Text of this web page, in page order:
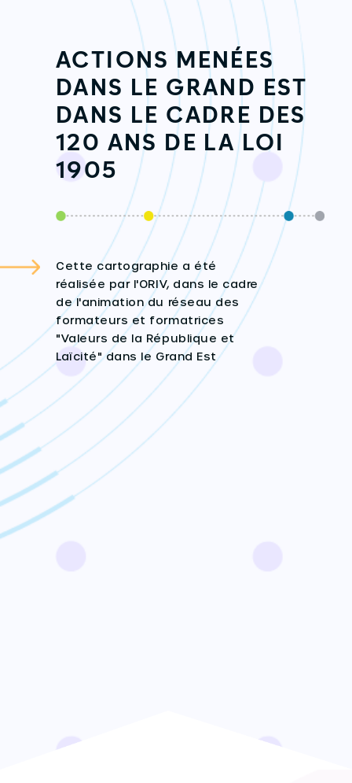
ACTIONS MENÉES
DANS LE GRAND EST
DANS LE CADRE DES
120 ANS DE LA LOI
1905
Cette cartographie a été
réalisée par l'ORIV, dans le cadre
de l'animation du réseau des
formateurs et formatrices
"Valeurs de la République et
Laïcité" dans le Grand Est